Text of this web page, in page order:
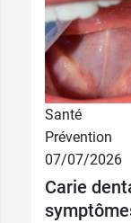
Santé
Prévention
07/07/2026
Carie